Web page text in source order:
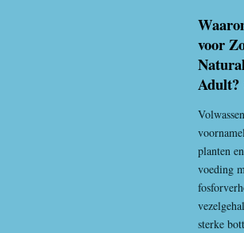
voor
Adult?
Volwassen
planten
voeding
sterke